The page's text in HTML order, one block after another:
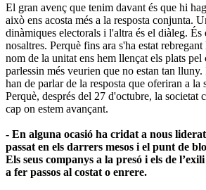
El gran avenç que tenim davant és que hi
això ens acosta més a la resposta conjunta.
dinàmiques electorals i l'altra és el diàleg. És
nosaltres. Perquè fins ara s'ha estat
nom de la unitat ens hem llençat els plats pel
parlessin més veurien que no estan tan lluny.
han de parlar de la resposta que oferiran a la
Perquè, després del 27 d'octubre, la societat
cap on estem avançant.
- En alguna ocasió ha cridat a nous
passat en els darrers mesos i el punt de
Els seus companys a la presó i els de
a fer passos al costat o enrere.